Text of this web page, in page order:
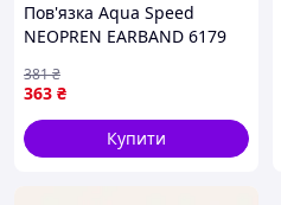
Пов'язка Aqua Speed
NEOPREN EARBAND 6179
363 ₴
381₴
Купити